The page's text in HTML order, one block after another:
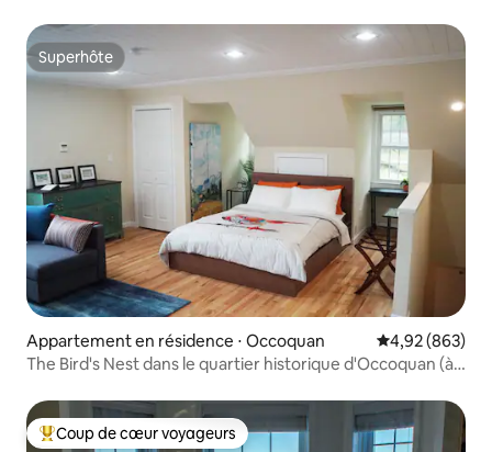
Superhôte
Superhôte
Appartement en résidence ⋅ Occoquan Évaluation
4,92 (863)
The Bird's Nest dans le quartier historique d'Occoquan (à
Coups de cœur voyageurs les plus appréciés
Coup de cœur voyageurs